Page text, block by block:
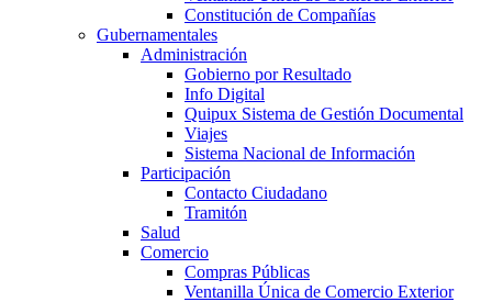
Constitución de Compañías
Gubernamentales
Administración
Gobierno por Resultado
Info Digital
Quipux Sistema de Gestión Documental
Viajes
Sistema Nacional de Información
Participación
Contacto Ciudadano
Tramitón
Salud
Comercio
Compras Públicas
Ventanilla Única de Comercio Exterior